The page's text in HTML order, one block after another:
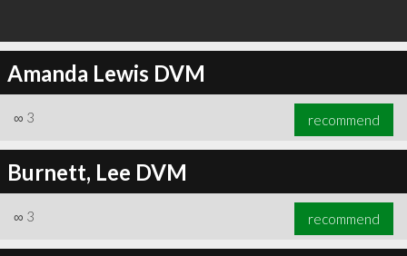
Amanda Lewis DVM
∞ 3 recommend
Burnett, Lee DVM
∞ 3 recommend